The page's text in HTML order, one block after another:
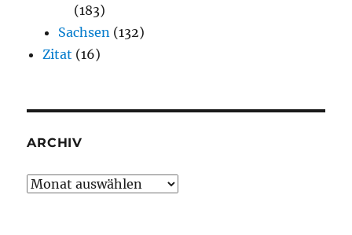
(183)
Sachsen (132)
Zitat (16)
ARCHIV
Archiv